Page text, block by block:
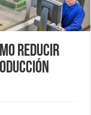
reducir